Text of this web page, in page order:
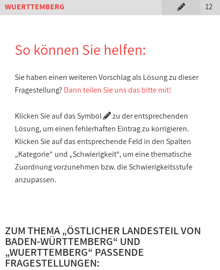
WUERTTEMBERG
12
So können Sie helfen:
Sie haben einen weiteren Vorschlag als Lösung zu dieser
Fragestellung? Dann teilen Sie uns das bitte mit!
Klicken Sie auf das Symbol
zu der entsprechenden
Lösung, um einen fehlerhaften Eintrag zu korrigieren.
Klicken Sie auf das entsprechende Feld in den Spalten
„Kategorie“ und „Schwierigkeit“, um eine thematische
Zuordnung vorzunehmen bzw. die Schwierigkeitsstufe
anzupassen.
ZUM THEMA „ÖSTLICHER LANDESTEIL VON
BADEN-WÜRTTEMBERG“ UND
„WUERTTEMBERG“ PASSENDE
FRAGESTELLUNGEN: